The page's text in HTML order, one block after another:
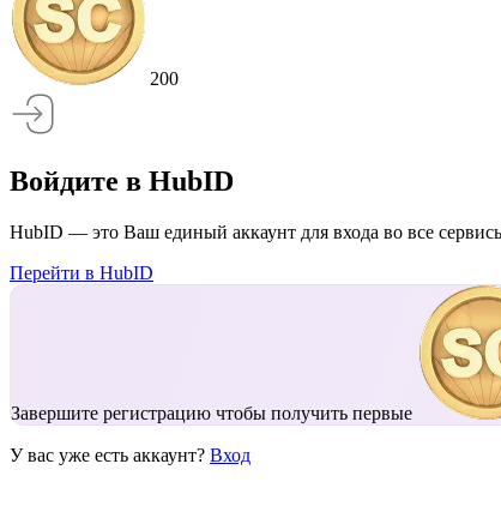
200
Войдите в HubID
HubID — это Ваш единый аккаунт для входа во все
Перейти в HubID
Завершите регистрацию чтобы получить первые
У вас уже есть аккаунт? Вход